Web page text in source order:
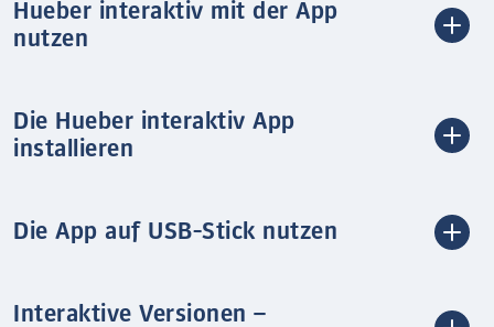
Hueber interaktiv mit der App
nutzen
Die Hueber interaktiv App
installieren
Die App auf USB-Stick nutzen
Interaktive Versionen –